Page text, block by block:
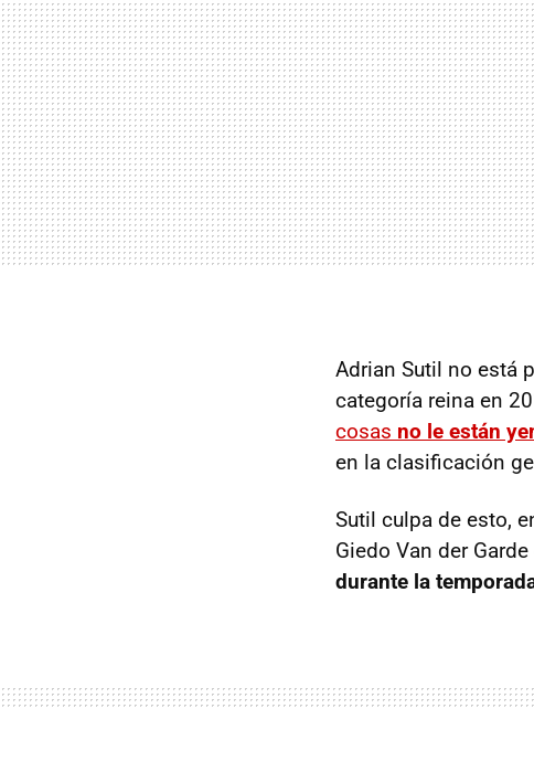
Adrian Sutil no está
categoría reina en
cosas no le están
en la clasificación
Sutil culpa de esto,
Giedo Van der
durante la